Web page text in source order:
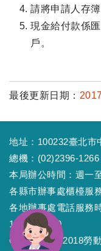
請將申請人存
現金給付款係
戶。
最後更新日期：
地址：100232臺北市
總機：(02)2396-
本局辦公時間：週一
各縣市辦事處櫃檯服
各地辦事處電話服務
13:30~17:30
Copyright © 2018勞